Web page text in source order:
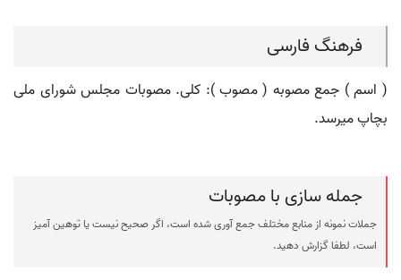
فرهنگ فارسی
( اسم ) جمع مصوبه ( مصوب ): کلی. مصوبات مجلس شورای ملی
بچاپ میرسد.
جمله سازی با مصوبات
جملات نمونه از منابع مختلف جمع آوری شده است، اگر صحیح نیست یا توهین آمیز
است، لطفا گزارش دهید.